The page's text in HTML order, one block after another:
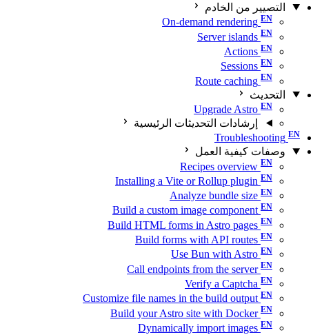
التصيير من الخادم
On-demand rendering
Server islands
Actions
Sessions
Route caching
التحديث
Upgrade Astro
إرشادات التحديثات الرئيسية
Troubleshooting
وصفات كيفية العمل
Recipes overview
Installing a Vite or Rollup plugin
Analyze bundle size
Build a custom image component
Build HTML forms in Astro pages
Build forms with API routes
Use Bun with Astro
Call endpoints from the server
Verify a Captcha
Customize file names in the build output
Build your Astro site with Docker
Dynamically import images